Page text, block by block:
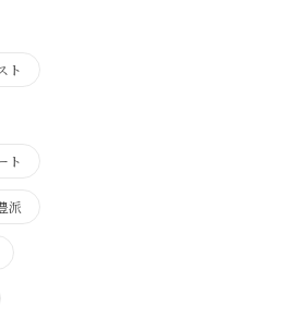
ト
ト
派